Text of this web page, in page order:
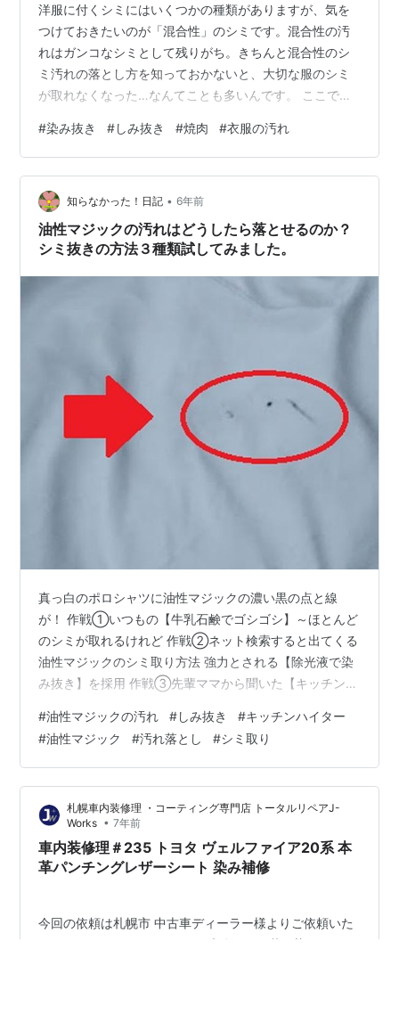
洋服に付くシミにはいくつかの種類がありますが、気を
つけておきたいのが「混合性」のシミです。混合性の汚
れはガンコなシミとして残りがち。きちんと混合性のシ
ミ汚れの落とし方を知っておかないと、大切な服のシミ
が取れなくなった…なんてことも多いんです。 ここでは
法を詳しく解説していきます。 混合性のシミとは？1分で
わかる特徴 「水洗い」は絶対に必要 「油シミ」が残りや
すい 混合性のシミのしみ抜き方法は？2つの対処法 1.食
器用洗剤＋酸素系漂白剤 2.ベンジン→中性洗剤 混合性シ
ミが家で落ちないこともある？ 時間が経ったシミは落と
せない 浮いてきた油シミは…
#染み抜き #しみ抜き #焼肉 #衣服の汚れ
知らなかった！日記 • 6年前
油性マジックの汚れはどうしたら落とせるのか？
シミ抜きの方法３種類試してみました。
真っ白のポロシャツに油性マジックの濃い黒の点と線
が！ 作戦①いつもの【牛乳石鹸でゴシゴシ】～ほとんど
のシミが取れるけれど 作戦②ネット検索すると出てくる
油性マジックのシミ取り方法 強力とされる【除光液で染
み抜き】を採用 作戦③先輩ママから聞いた【キッチンハ
ここ？ おすすめの染み抜き方法は… 真っ白のポロシャツ
に油性マジックの濃い黒の点と線が！ うちの子はもう小
２。 幼稚園児の頃はたくさん汚してきたけれど、もう大
丈夫と油断していたら… きた～～！ 強力な油性マジック
汚れ！！ ポロシャツの胸ポケットの下あたり。目立ちま
す！！ キャップがはずれてい…
#油性マジックの汚れ #しみ抜き #キッチンハイター
#油性マジック #汚れ落とし #シミ取り
札幌車内装修理 ・コーティング専門店 トータルリペアJ-
Works • 7年前
車内装修理＃235 トヨタ ヴェルファイア20系 本
革パンチングレザーシート 染み補修